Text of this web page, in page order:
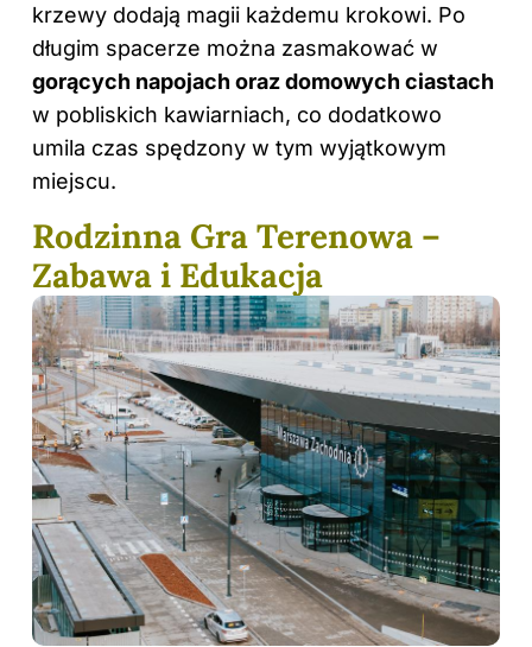
krzewy dodają magii każdemu krokowi. Po
długim spacerze można zasmakować w
gorących napojach oraz domowych ciastach
w pobliskich kawiarniach, co dodatkowo
umila czas spędzony w tym wyjątkowym
miejscu.
Rodzinna Gra Terenowa –
Zabawa i Edukacja